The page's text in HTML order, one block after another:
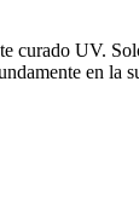
UV.
en la